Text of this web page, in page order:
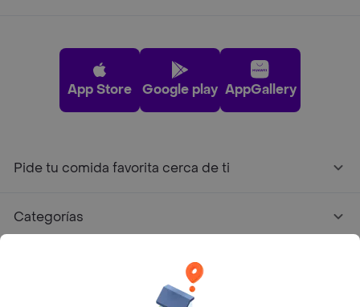
App Store Google play AppGallery
Pide tu comida favorita cerca de ti
Categorías